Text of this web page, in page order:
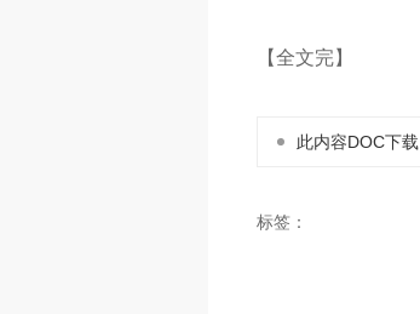
【全文完】
此内容DOC下载
标签：